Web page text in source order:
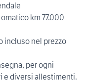
km 77.000
incluso nel prezzo
per ogni
e diversi allestimenti.